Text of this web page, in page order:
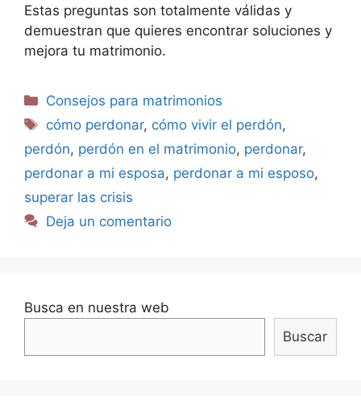
Estas preguntas son totalmente válidas y
demuestran que quieres encontrar soluciones y
mejora tu matrimonio.
Consejos para matrimonios
cómo perdonar, cómo vivir el perdón,
perdón, perdón en el matrimonio, perdonar,
perdonar a mi esposa, perdonar a mi esposo,
superar las crisis
Deja un comentario
Busca en nuestra web
Buscar